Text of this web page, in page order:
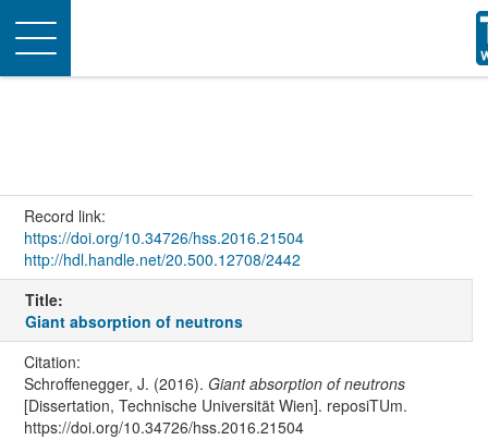
Toggle
navigation
Record link:
https://doi.org/10.34726/hss.2016.21504
http://hdl.handle.net/20.500.12708/2442
Title:
Giant absorption of neutrons
Citation:
Schroffenegger, J. (2016). Giant absorption of neutrons
[Dissertation, Technische Universität Wien]. reposiTUm.
https://doi.org/10.34726/hss.2016.21504